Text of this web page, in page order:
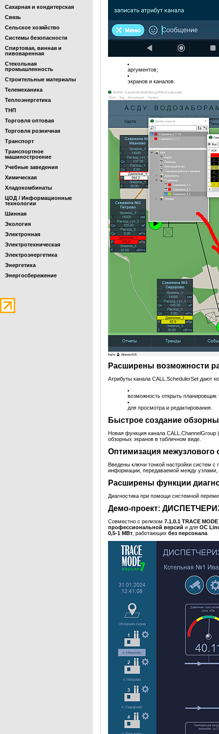
Сахарная и кондитерская
Связь
Сельское хозяйство
Системы безопасности
Спиртовая, винная и
пивоваренная
Стекольная
промышленность
Строительные материалы
Телемеханика
Теплоэнергетика
ТНП
Торговля оптовая
Торговля розничная
Транспорт
Транспортное
машиностроение
Учебные заведения
Химическая
Хладокомбинаты
ЦОД / Информационные
технологии
Шинная
Экология
Электронная
Электротехническая
Электроэнергетика
Энергетика
Энергосбережение
аргументов;
экранов и каналов.
Расширены возможности
Атрибуты канала CALL.SchedulerSet дают
возможность открыть планировщик
для просмотра и редактирования.
Быстрое создание
Новая функция канала CALL.ChannelGroup
обзорных экранов в табличном виде.
Оптимизация межузлового
Введены ключи тонкой настройки систем
информации, передаваемой между узлами,
Расширены функции
Диагностика при помощи системной
Демо-проект:
Совместно с релизом 7.1.0.1 TRACE MODE
профессиональной версий и для ОС
0,5-1 МВт , работающих без персонала